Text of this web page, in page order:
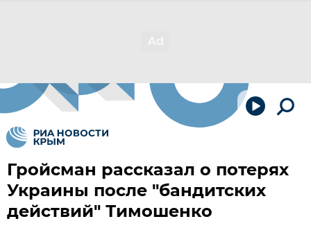
Гройсман рассказал о потерях
Украины после "бандитских
действий" Тимошенко